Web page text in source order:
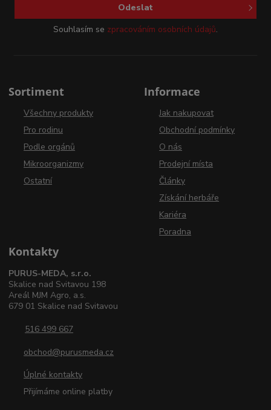
Odeslat
Souhlasím se zpracováním osobních údajů.
Sortiment
Všechny produkty
Pro rodinu
Podle orgánů
Mikroorganizmy
Ostatní
Informace
Jak nakupovat
Obchodní podmínky
O nás
Prodejní místa
Články
Získání herbáře
Kariéra
Poradna
Kontakty
PURUS-MEDA, s.r.o.
Skalice nad Svitavou 198
Areál MJM Agro, a.s.
679 01 Skalice nad Svitavou
516 499 667
obchod@purusmeda.cz
Úplné kontakty
Přijímáme online platby